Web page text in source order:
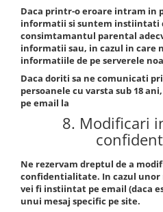
Daca printr-o eroare intram in
informatii si suntem instiintati
consimtamantul parental
informatii sau, in cazul in care
informatiile de pe serverele
Daca doriti sa ne comunicati
persoanele cu varsta sub 18
pe email la
8. Modificari
Ne rezervam dreptul de a
confidentialitate. In cazul
vei fi instiintat pe email (daca
unui mesaj specific pe site.